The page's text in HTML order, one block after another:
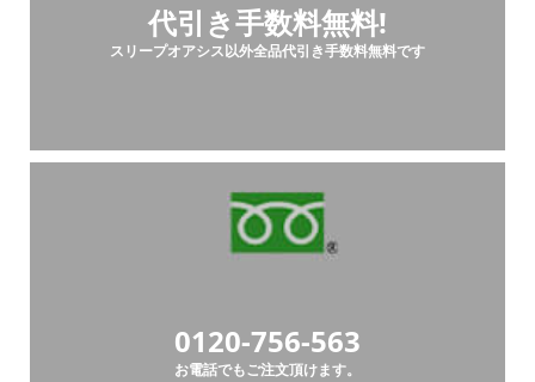
代引き手数料無料!
スリープオアシス以外全品代引き手数料無料です
0120-756-563
お電話でもご注文頂けます。